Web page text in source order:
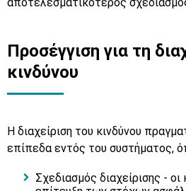
Προσέγγιση για τη
κινδύνου
Η διαχείριση του κινδύνου
επίπεδα εντός του συστήματος,
Σχεδιασμός διαχείρισης - οι